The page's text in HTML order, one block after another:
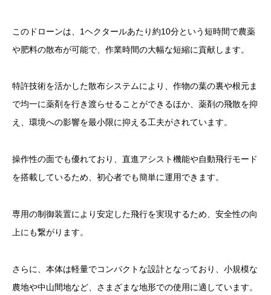
このドローンは、1ヘクタールあたり約10分という短時間で農薬
や肥料の散布が可能で、作業時間の大幅な短縮に貢献します。
特許技術を活かした散布システムにより、作物の葉の裏や根元ま
で均一に薬剤を行き渡らせることができるほか、薬剤の飛散を抑
え、環境への影響を最小限に抑える工夫がされています。
操作性の面でも優れており、直進アシスト機能や自動飛行モード
を搭載しているため、初心者でも簡単に運用できます。
専用の制御装置により安定した飛行を実現するため、安全性の向
上にも繋がります。
さらに、本体は軽量でコンパクトな設計となっており、小規模な
農地や中山間地など、さまざまな地形での使用に適しています。